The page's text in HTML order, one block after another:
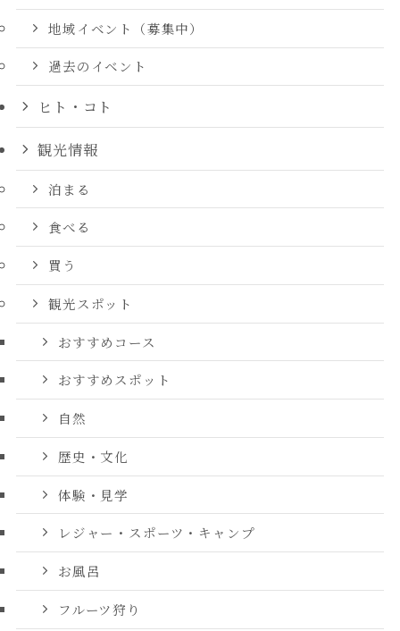
地域イベント（募集中）
過去のイベント
ヒト・コト
観光情報
泊まる
食べる
買う
観光スポット
おすすめコース
おすすめスポット
自然
歴史・文化
体験・見学
レジャー・スポーツ・キャンプ
お風呂
フルーツ狩り